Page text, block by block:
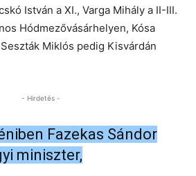
István a XI., Varga Mihály a II-III.
Hódmezővásárhelyen, Kósa
Miklós pedig Kisvárdán
- Hirdetés -
Fazekas Sándor
miniszter,